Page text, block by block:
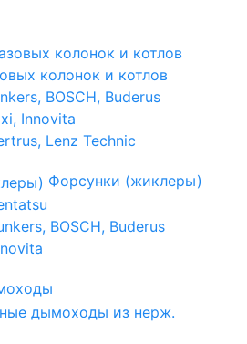
колонок и котлов
BOSCH, Buderus
Innovita
Lenz Technic
Форсунки (жиклеры)
BOSCH, Buderus
дымоходы из нерж.